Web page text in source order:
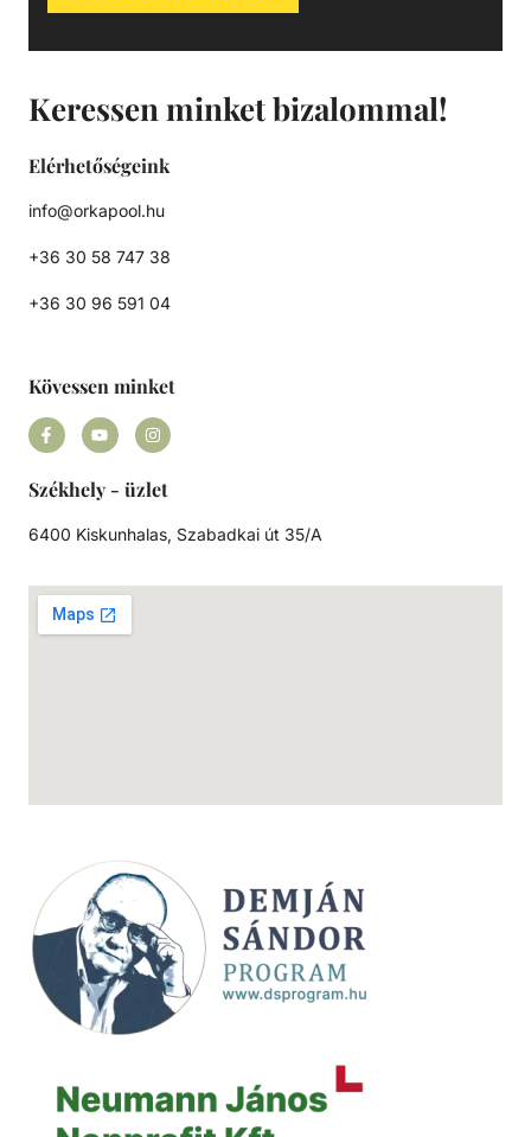
Keressen minket bizalommal!
Elérhetőségeink
info@orkapool.hu
+36 30 58 747 38
+36 30 96 591 04
Kövessen minket
Székhely - üzlet
6400 Kiskunhalas, Szabadkai út 35/A